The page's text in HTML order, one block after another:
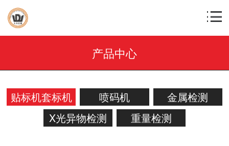
产品中心
贴标机套标机 喷码机
金属检测
X光异物检测
重量检测